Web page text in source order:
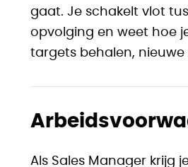
gaat. Je schakelt vlot
opvolging en weet hoe
targets behalen,
Als Sales Manager krijg